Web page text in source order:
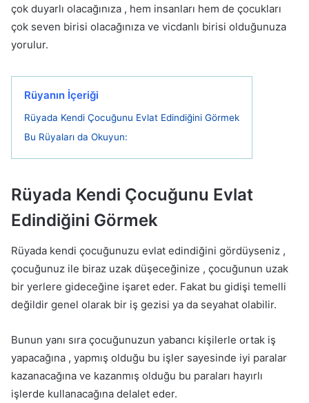
çok duyarlı olacağınıza , hem insanları hem de çocukları
çok seven birisi olacağınıza ve vicdanlı birisi olduğunuza
yorulur.
Rüyanın İçeriği
Rüyada Kendi Çocuğunu Evlat Edindiğini Görmek
Bu Rüyaları da Okuyun:
Rüyada Kendi Çocuğunu Evlat
Edindiğini Görmek
Rüyada kendi çocuğunuzu evlat edindiğini gördüyseniz ,
çocuğunuz ile biraz uzak düşeceğinize , çocuğunun uzak
bir yerlere gideceğine işaret eder. Fakat bu gidişi temelli
değildir genel olarak bir iş gezisi ya da seyahat olabilir.
Bunun yanı sıra çocuğunuzun yabancı kişilerle ortak iş
yapacağına , yapmış olduğu bu işler sayesinde iyi paralar
kazanacağına ve kazanmış olduğu bu paraları hayırlı
işlerde kullanacağına delalet eder.